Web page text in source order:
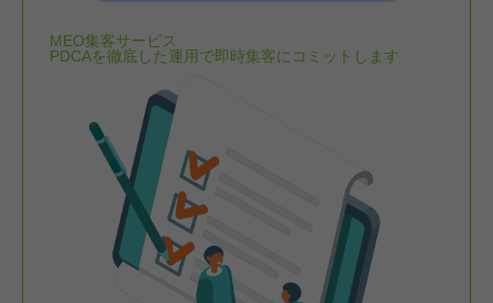
MEO集客サービス
PDCAを徹底した運用で即時集客にコミットします